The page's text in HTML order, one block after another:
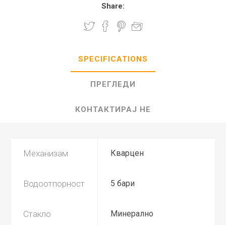
Share:
SPECIFICATIONS
ПРЕГЛЕДИ
КОНТАКТИРАЈ НЕ
Механизам Кварцен
Водоотпорност 5 бари
Стакло Минерално